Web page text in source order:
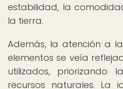
estabilidad, la
la tierra.
Además, la atención a
elementos se veía
utilizados, priorizando
recursos naturales. La